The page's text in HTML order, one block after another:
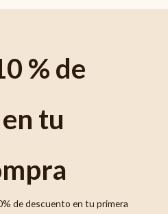
% de
tu
de descuento en tu primera